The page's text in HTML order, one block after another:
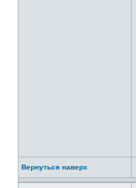
Вернуться наверх